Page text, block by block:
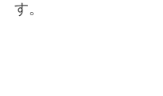
す。